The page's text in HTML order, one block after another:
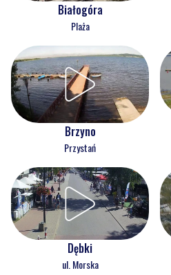
Białogóra
Plaża
Brzyno
Przystań
Dębki
ul. Morska